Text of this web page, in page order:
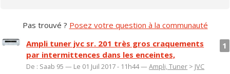
Pas trouvé ? Posez votre question à la communauté
1
Ampli tuner jvc sr. 201 très gros craquements
par intermittences dans les enceintes,
De : Saab 95 — Le 01 Juil 2017 - 11h44 —Ampli, Tuner > JVC